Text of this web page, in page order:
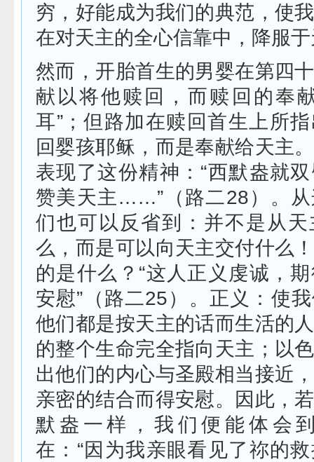
穷，好能成为我们的典范，使
在对天主的全心信靠中，降服
然而，开胎首生的男婴在第四
献以将他赎回，而赎回的奉
耳”；但路加在赎回首生上所
回婴孩耶稣，而是奉献给天主
表现了这份精神：“西默盎就
赞美天主……”（路二28）。
们也可以反省到：并不是从
么，而是可以向天主交付什么
的是什么？“这人正义虔诚，
安慰”（路二25）。正义：使
他们都是按天主的话而生活的
的整个生命完全指向天主；以
出他们的内心与圣殿相当接近
亲密的结合而得安慰。因此，
默盎一样，我们便能体会
在：“因为我亲眼看见了祢的